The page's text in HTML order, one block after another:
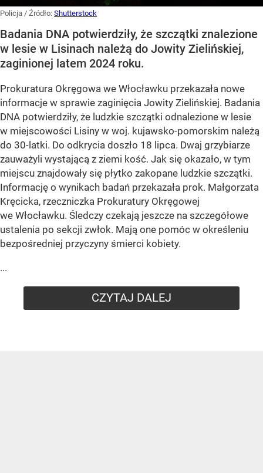
Policja / Źródło: Shutterstock
Badania DNA potwierdziły, że szczątki znalezione
w lesie w Lisinach należą do Jowity Zielińskiej,
zaginionej latem 2024 roku.
Prokuratura Okręgowa we Włocławku przekazała nowe
informacje w sprawie zaginięcia Jowity Zielińskiej. Badania
DNA potwierdziły, że ludzkie szczątki odnalezione w lesie
w miejscowości Lisiny w woj. kujawsko-pomorskim należą
do 30-latki. Do odkrycia doszło 18 lipca. Dwaj grzybiarze
zauważyli wystającą z ziemi kość. Jak się okazało, w tym
miejscu znajdowały się płytko zakopane ludzkie szczątki.
Informację o wynikach badań przekazała prok. Małgorzata
Kręcicka, rzeczniczka Prokuratury Okręgowej
we Włocławku. Śledczy czekają jeszcze na szczegółowe
ustalenia po sekcji zwłok. Mają one pomóc w określeniu
bezpośredniej przyczyny śmierci kobiety.
...
CZYTAJ DALEJ